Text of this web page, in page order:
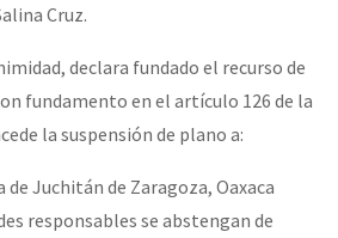
Cruz.
declara fundado el recurso de
fundamento en el artículo 126 de la
la suspensión de plano a:
Juchitán de Zaragoza, Oaxaca
responsables se abstengan de